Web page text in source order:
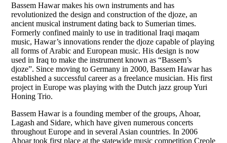
Bassem Hawar makes his own instruments and has
revolutionized the design and construction of the djoze, an
ancient musical instrument dating back to Sumerian times.
Formerly confined mainly to use in traditional Iraqi maqam
music, Hawar’s innovations render the djoze capable of playing
all forms of Arabic and European music. His design is now
used in Iraq to make the instrument known as “Bassem’s
djoze”. Since moving to Germany in 2000, Bassem Hawar has
established a successful career as a freelance musician. His first
project in Europe was playing with the Dutch jazz group Yuri
Honing Trio.
Bassem Hawar is a founding member of the groups, Ahoar,
Lagash and Sidare, which have given numerous concerts
throughout Europe and in several Asian countries. In 2006
Ahoar took first place at the statewide music competition Creole